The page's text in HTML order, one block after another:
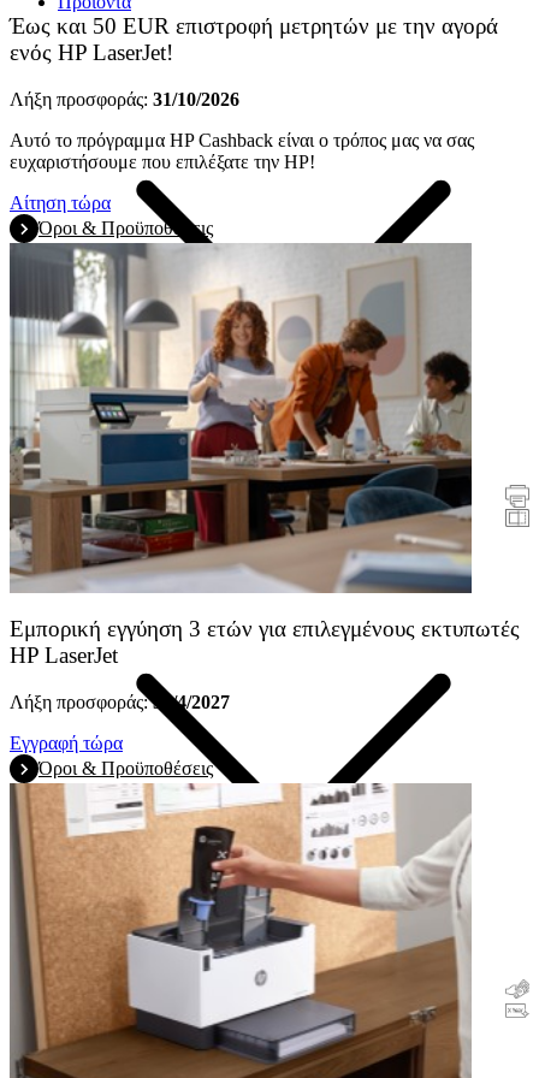
Εκτυπωτές
Σαρωτές
Promotions
Επιστροφή χρημάτων
Εγγύηση
Έως και 50 EUR επιστροφή μετρητών με την αγορά
ενός HP LaserJet!
Λήξη προσφοράς: 31/10/2026
Αυτό το πρόγραμμα HP Cashback είναι ο τρόπος μας να σας
ευχαριστήσουμε που επιλέξατε την HP!
Αίτηση τώρα
Όροι & Προϋποθέσεις
Εμπορική εγγύηση 3 ετών για επιλεγμένους εκτυπωτές
HP LaserJet
Λήξη προσφοράς:30/4/2027
Εγγραφή τώρα
Όροι & Προϋποθέσεις